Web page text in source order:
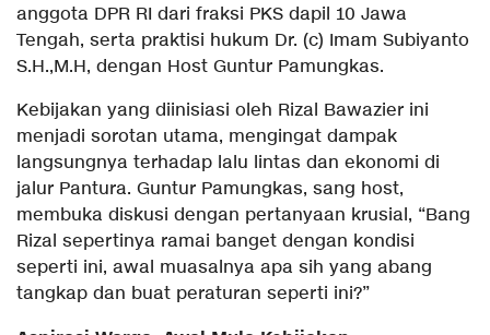
anggota DPR RI dari fraksi PKS dapil 10 Jawa
Tengah, serta praktisi hukum Dr. (c) Imam Subiyanto
S.H.,M.H, dengan Host Guntur Pamungkas.
Kebijakan yang diinisiasi oleh Rizal Bawazier ini
menjadi sorotan utama, mengingat dampak
langsungnya terhadap lalu lintas dan ekonomi di
jalur Pantura. Guntur Pamungkas, sang host,
membuka diskusi dengan pertanyaan krusial, “Bang
Rizal sepertinya ramai banget dengan kondisi
seperti ini, awal muasalnya apa sih yang abang
tangkap dan buat peraturan seperti ini?”